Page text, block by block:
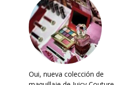
Oui, nueva colección de